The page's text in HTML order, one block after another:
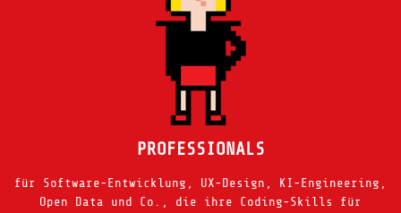
PROFESSIONALS
für Software-Entwicklung, UX-Design, KI-Engineering,
Open Data und Co., die ihre Coding-Skills für